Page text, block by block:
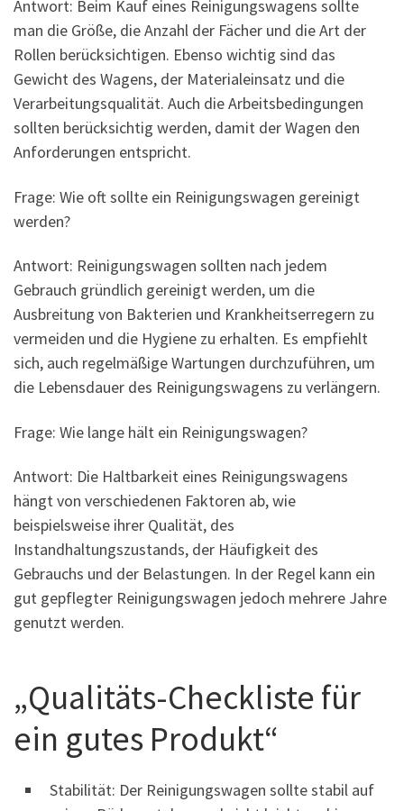
Antwort: Beim Kauf eines Reinigungswagens sollte
man die Größe, die Anzahl der Fächer und die Art der
Rollen berücksichtigen. Ebenso wichtig sind das
Gewicht des Wagens, der Materialeinsatz und die
Verarbeitungsqualität. Auch die Arbeitsbedingungen
sollten berücksichtig werden, damit der Wagen den
Anforderungen entspricht.
Frage: Wie oft sollte ein Reinigungswagen gereinigt
werden?
Antwort: Reinigungswagen sollten nach jedem
Gebrauch gründlich gereinigt werden, um die
Ausbreitung von Bakterien und Krankheitserregern zu
vermeiden und die Hygiene zu erhalten. Es empfiehlt
sich, auch regelmäßige Wartungen durchzuführen, um
die Lebensdauer des Reinigungswagens zu verlängern.
Frage: Wie lange hält ein Reinigungswagen?
Antwort: Die Haltbarkeit eines Reinigungswagens
hängt von verschiedenen Faktoren ab, wie
beispielsweise ihrer Qualität, des
Instandhaltungszustands, der Häufigkeit des
Gebrauchs und der Belastungen. In der Regel kann ein
gut gepflegter Reinigungswagen jedoch mehrere Jahre
genutzt werden.
„Qualitäts-Checkliste für
ein gutes Produkt“
Stabilität: Der Reinigungswagen sollte stabil auf